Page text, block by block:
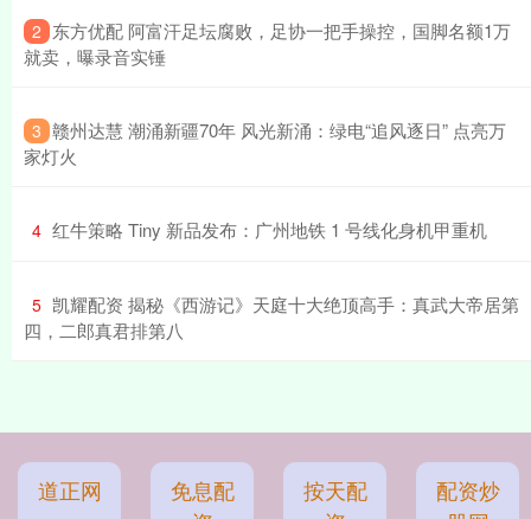
2 ​东方优配 阿富汗足坛腐败，足协一把手操控，国脚名额1万
就卖，曝录音实锤
3 ​赣州达慧 潮涌新疆70年 风光新涌：绿电“追风逐日” 点亮万
家灯火
4 ​红牛策略 Tiny 新品发布：广州地铁 1 号线化身机甲重机
5 ​凯耀配资 揭秘《西游记》天庭十大绝顶高手：真武大帝居第
四，二郎真君排第八
道正网
免息配
按天配
配资炒